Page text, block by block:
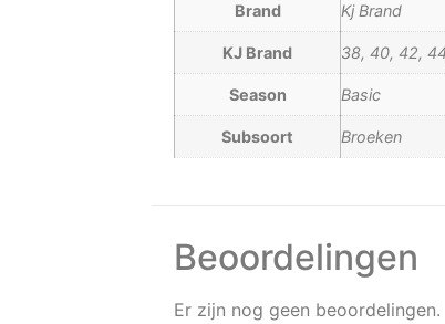
Brand Kj Brand
KJ Brand 38, 40, 42,
Season Basic
Subsoort Broeken
Beoordelingen
Er zijn nog geen beoordelingen.